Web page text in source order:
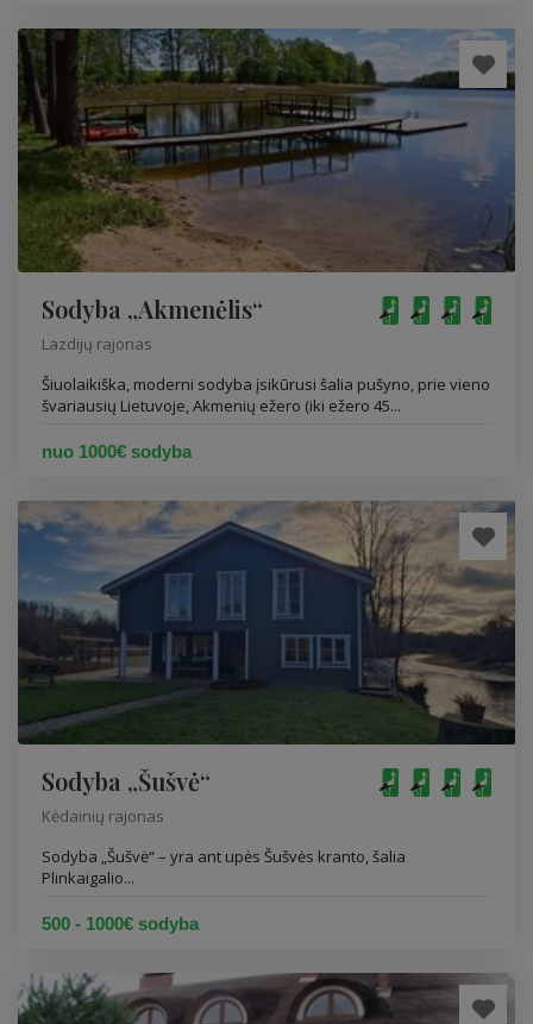
Sodyba „Akmenėlis“
Lazdijų rajonas
Šiuolaikiška, moderni sodyba įsikūrusi šalia pušyno, prie vieno
švariausių Lietuvoje, Akmenių ežero (iki ežero 45...
nuo 1000€ sodyba
Sodyba „Šušvė“
Kėdainių rajonas
Sodyba „Šušvė“ – yra ant upės Šušvės kranto, šalia
Plinkaigalio...
500 - 1000€ sodyba